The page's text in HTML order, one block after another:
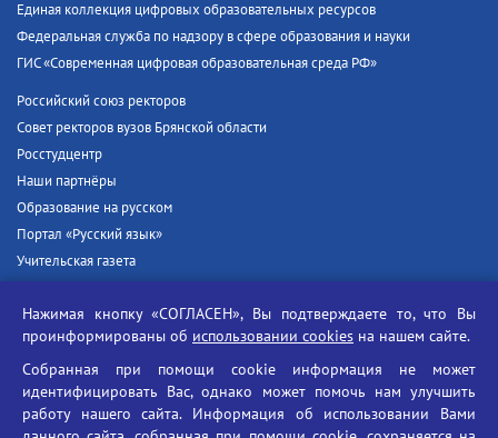
Единая коллекция цифровых образовательных ресурсов
Федеральная служба по надзору в сфере образования и науки
ГИС «Современная цифровая образовательная среда РФ»
Российский союз ректоров
Совет ректоров вузов Брянской области
Росстудцентр
Наши партнёры
Образование на русском
Портал «Русский язык»
Учительская газета
Единый портал государственных услуг
Противодействие угрозам информационной безопасности
Социальные ролики - Генеральная прокуратура РФ
Противодействие коррупции
Нажимая кнопку «СОГЛАСЕН», Вы подтверждаете то, что Вы
проинформированы об использовании cookies на нашем сайте.
Собранная при помощи cookie информация не может
идентифицировать Вас, однако может помочь нам улучшить
работу нашего сайта. Информация об использовании Вами